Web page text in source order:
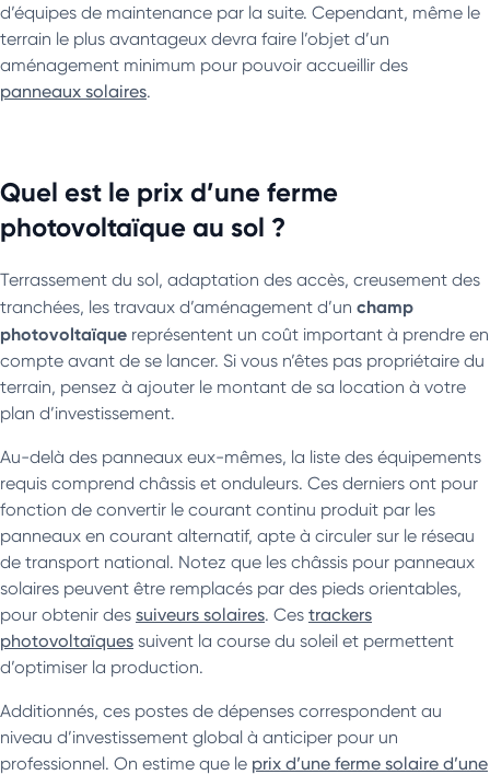
d’équipes de maintenance par la suite. Cependant, même le
terrain le plus avantageux devra faire l’objet d’un
aménagement minimum pour pouvoir accueillir des
panneaux solaires.
Quel est le prix d’une ferme
photovoltaïque au sol ?
Terrassement du sol, adaptation des accès, creusement des
tranchées, les travaux d’aménagement d’un champ
photovoltaïque représentent un coût important à prendre en
compte avant de se lancer. Si vous n’êtes pas propriétaire du
terrain, pensez à ajouter le montant de sa location à votre
plan d’investissement.
Au-delà des panneaux eux-mêmes, la liste des équipements
requis comprend châssis et onduleurs. Ces derniers ont pour
fonction de convertir le courant continu produit par les
panneaux en courant alternatif, apte à circuler sur le réseau
de transport national. Notez que les châssis pour panneaux
solaires peuvent être remplacés par des pieds orientables,
pour obtenir des suiveurs solaires. Ces trackers
photovoltaïques suivent la course du soleil et permettent
d’optimiser la production.
Additionnés, ces postes de dépenses correspondent au
niveau d’investissement global à anticiper pour un
professionnel. On estime que le prix d’une ferme solaire d’une